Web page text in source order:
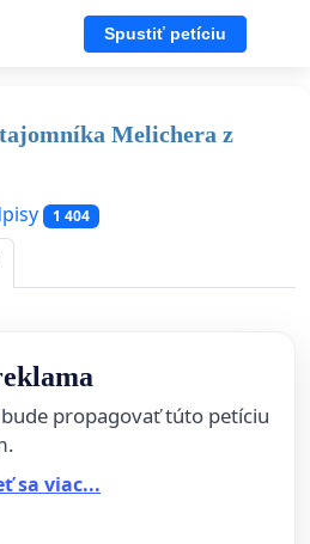
Spustiť petíciu
Melichera z
1 404
propagovať túto petíciu
sa viac...